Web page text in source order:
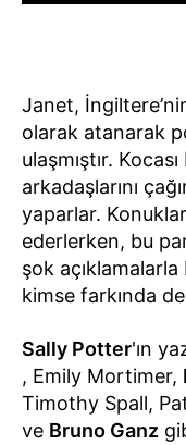
Janet,
olarak atanarak
ulaşmıştır.
arkadaşlarını
yaparlar.
ederlerken, bu
şok
kimse farkında
Sally Potter'ın
, Emily Mortimer,
Timothy Spall,
ve Bruno Ganz